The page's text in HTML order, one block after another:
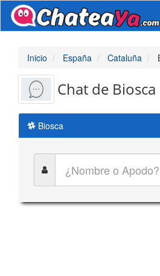
Inicio España Cataluña
Chat de Biosca
Biosca